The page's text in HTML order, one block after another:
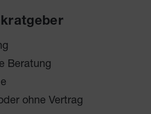
Beratung
ohne Vertrag